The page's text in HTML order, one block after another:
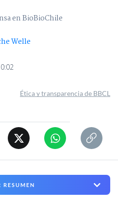
en BioBioChile
Welle
Ética y transparencia de BBCL
RESUMEN